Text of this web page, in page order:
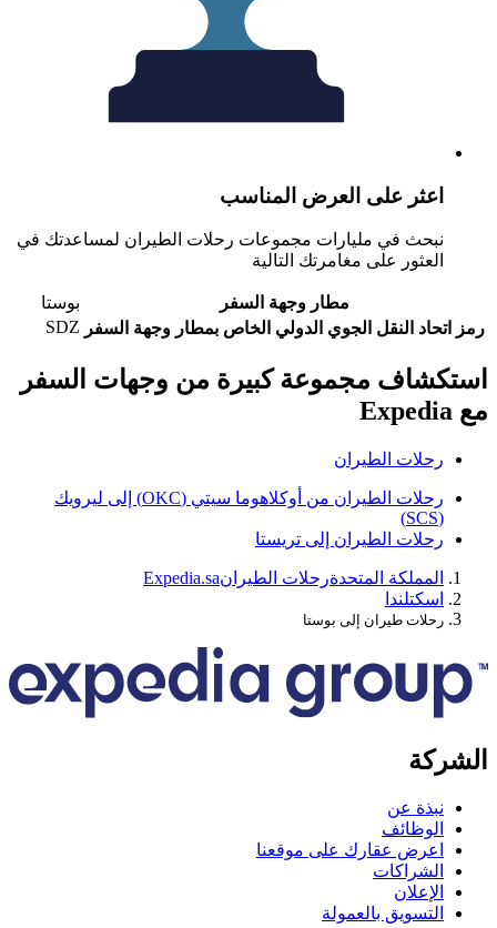
على العرض المناسب
في مليارات مجموعات رحلات الطيران لمساعدتك في
على مغامرتك التالية
مطار وجهة السفر
النقل الجوي الدولي الخاص بمطار وجهة السفر SDZ
مجموعة كبيرة من وجهات السفر
الطيران
رحلات الطيران من أوكلاهوما سيتي (OKC) إلى ليرويك
الطيران إلى تريستا
المتحدة رحلات الطيران Expedia.sa
طيران إلى بوستا
عن
عقارك على موقعنا
بالعمولة